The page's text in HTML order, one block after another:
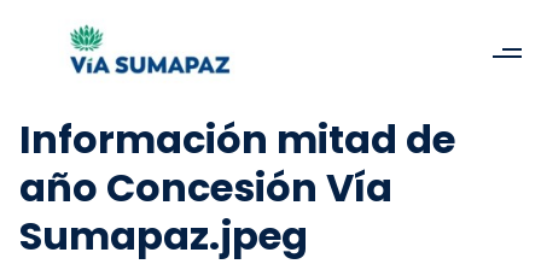
Información mitad de
año Concesión Vía
Sumapaz.jpeg